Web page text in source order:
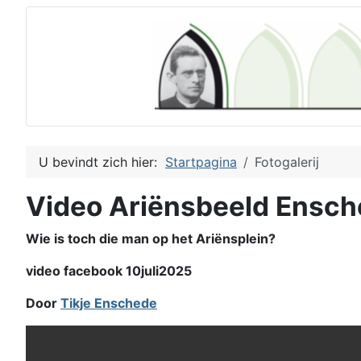
U bevindt zich hier: Startpagina Fotogalerij
Video Ariënsbeeld
Wie is toch die man op het Ariënsplein?
video facebook 10juli2025
Door Tikje Enschede